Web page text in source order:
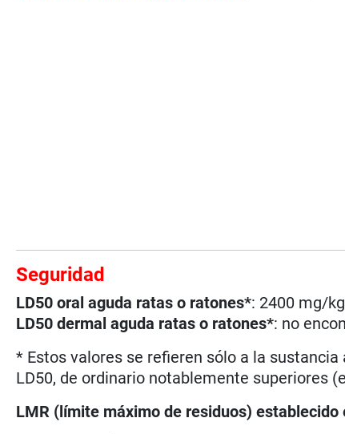
Seguridad
LD50 oral aguda ratas o ratones*: 2400 mg/kg
LD50 dermal aguda ratas o ratones*: no
* Estos valores se refieren sólo a la
LD50, de ordinario notablemente superiores
LMR (límite máximo de residuos) establecido